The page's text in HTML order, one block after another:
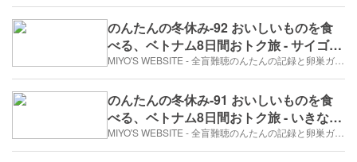
のんたんの冬休み-92 おいしいものを食
べる、ベトナム8日間おトク旅 - サイゴ
ン・オペラハウス（2017年12月30日/7日
め）
のんたんの冬休み-91 おいしいものを食
べる、ベトナム8日間おトク旅 - いきなり
の「AO SHOW」（2017年12月30日/7日
め）